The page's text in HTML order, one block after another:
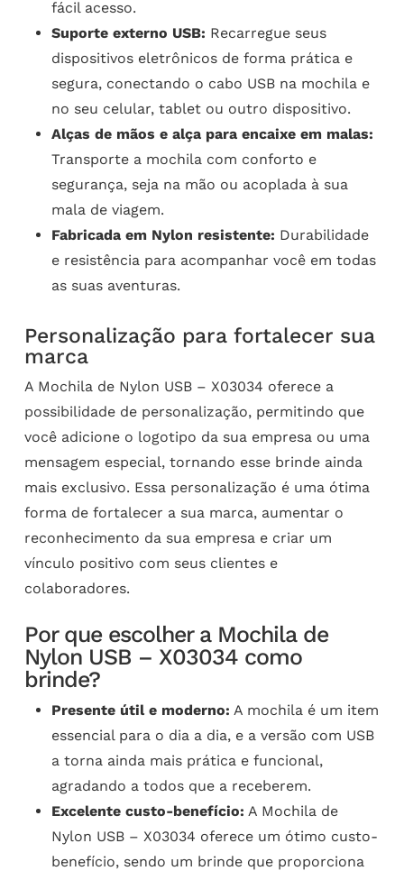
fácil acesso.
Suporte externo USB: Recarregue seus
dispositivos eletrônicos de forma prática e
segura, conectando o cabo USB na mochila e
no seu celular, tablet ou outro dispositivo.
Alças de mãos e alça para encaixe em malas:
Transporte a mochila com conforto e
segurança, seja na mão ou acoplada à sua
mala de viagem.
Fabricada em Nylon resistente: Durabilidade
e resistência para acompanhar você em todas
as suas aventuras.
Personalização para fortalecer sua
marca
A Mochila de Nylon USB – X03034 oferece a
possibilidade de personalização, permitindo que
você adicione o logotipo da sua empresa ou uma
mensagem especial, tornando esse brinde ainda
mais exclusivo. Essa personalização é uma ótima
forma de fortalecer a sua marca, aumentar o
reconhecimento da sua empresa e criar um
vínculo positivo com seus clientes e
colaboradores.
Por que escolher a Mochila de
Nylon USB – X03034 como
brinde?
Presente útil e moderno: A mochila é um item
essencial para o dia a dia, e a versão com USB
a torna ainda mais prática e funcional,
agradando a todos que a receberem.
Excelente custo-benefício: A Mochila de
Nylon USB – X03034 oferece um ótimo custo-
benefício, sendo um brinde que proporciona